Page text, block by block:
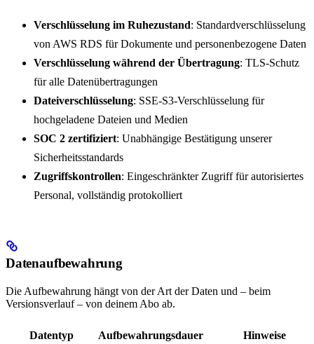
Verschlüsselung im Ruhezustand: Standardverschlüsselung
von AWS RDS für Dokumente und personenbezogene Daten
Verschlüsselung während der Übertragung: TLS-Schutz
für alle Datenübertragungen
Dateiverschlüsselung: SSE-S3-Verschlüsselung für
hochgeladene Dateien und Medien
SOC 2 zertifiziert: Unabhängige Bestätigung unserer
Sicherheitsstandards
Zugriffskontrollen: Eingeschränkter Zugriff für autorisiertes
Personal, vollständig protokolliert
Datenaufbewahrung
Die Aufbewahrung hängt von der Art der Daten und – beim
Versionsverlauf – von deinem Abo ab.
Datentyp Aufbewahrungsdauer Hinweise